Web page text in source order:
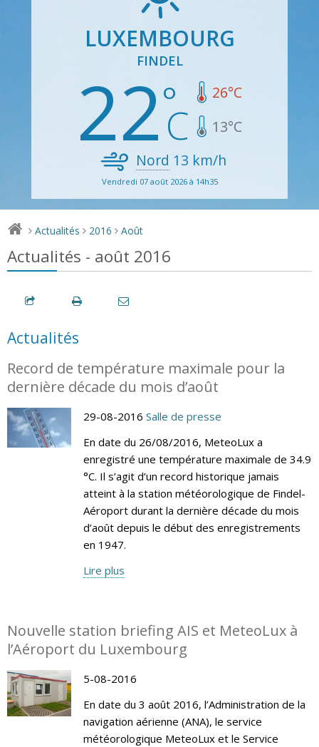
LUXEMBOURG
FINDEL
22 26°C
13°C
Nord 13 km/h
Vendredi 07 août 2026 à 14h35
> Actualités > 2016 > Août
Actualités - août 2016
Actualités
Record de température maximale pour la
dernière décade du mois d’août
29-08-2016 Salle de presse
En date du 26/08/2016, MeteoLux a
enregistré une température maximale de 34.9
°C. Il s’agit d’un record historique jamais
atteint à la station météorologique de Findel-
Aéroport durant la dernière décade du mois
d’août depuis le début des enregistrements
en 1947.
Lire plus
Nouvelle station briefing AIS et MeteoLux à
l’Aéroport du Luxembourg
5-08-2016
En date du 3 août 2016, l’Administration de la
navigation aérienne (ANA), le service
météorologique MeteoLux et le Service